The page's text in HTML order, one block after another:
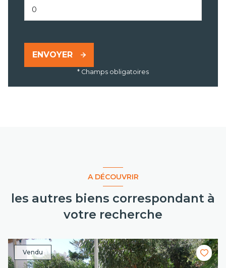
ENVOYER
* Champs obligatoires
A DÉCOUVRIR
les autres biens correspondant à
votre recherche
Vendu